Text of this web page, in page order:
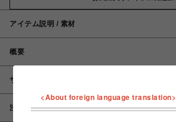
アイテム説明 / 素材
概要
サイズ
注意事項
<About foreign language translation>